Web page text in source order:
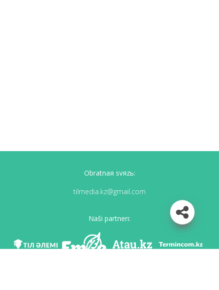
Obratnaя svяzь:
tilmedia.kz@gmail.com
Naši partnerı: